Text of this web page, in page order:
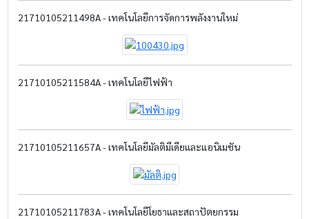
21710105211498A - เทคโนโลยีการจัดการพลังงานใหม่
21710105211584A - เทคโนโลยีไฟฟ้า
21710105211657A - เทคโนโลยีมัลติมีเดียและแอนิเมชัน
21710105211783A - เทคโนโลยีโยธาและสถาปัตยกรรม